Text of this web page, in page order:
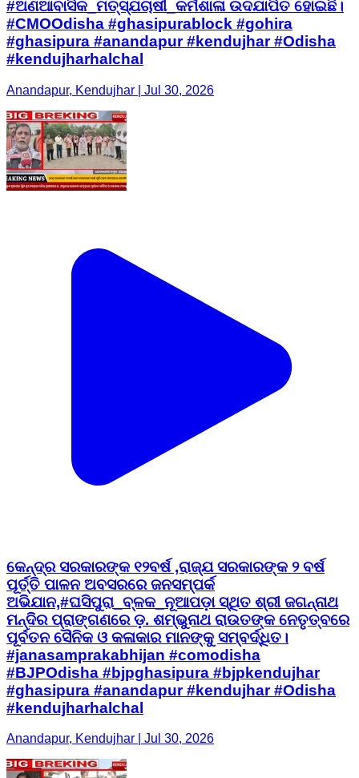
#ଅଣଆବାସିକ_ମତ୍ସ୍ଯଚାଷୀ_କର୍ମଶାଳା ଉଦଯାପିତ ହୋଇଛି।
#CMOOdisha #ghasipurablock #gohira
#ghasipura #anandapur #kendujhar #Odisha
#kendujharhalchal
Anandapur, Kendujhar | Jul 30, 2026
କେନ୍ଦ୍ର ସରକାରଙ୍କ ୧୨ବର୍ଷ ,ରାଜ୍ଯ ସରକାରଙ୍କ ୨ ବର୍ଷ
ପୂର୍ତ୍ତି ପାଳନ ଅବସରରେ ଜନସମ୍ପର୍କ
ଅଭିଯାନ,#ଘସିପୁରା_ବ୍ଳକ_ନୂଆପଡ଼ା ସ୍ଥିତ ଶ୍ରୀ ଜଗନ୍ନାଥ
ମନ୍ଦିର ପ୍ରାଙ୍ଗଣରେ ଡ଼. ଶମ୍ଭୁନାଥ ରାଉତଙ୍କ ନେତୃତ୍ବରେ
ପୂର୍ବତନ ସୈନିକ ଓ କଳାକାର ମାନଙ୍କୁ ସମ୍ବର୍ଦ୍ଧିତ।
#janasamprakabhijan #comodisha
#BJPOdisha #bjpghasipura #bjpkendujhar
#ghasipura #anandapur #kendujhar #Odisha
#kendujharhalchal
Anandapur, Kendujhar | Jul 30, 2026